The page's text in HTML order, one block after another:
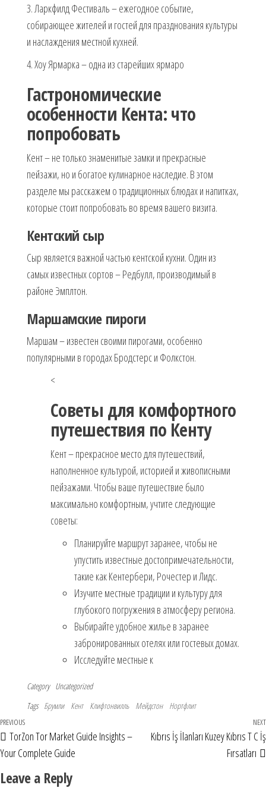
3. Ларкфилд Фестиваль – ежегодное событие,
собирающее жителей и гостей для празднования культуры
и наслаждения местной кухней.
4. Хоу Ярмарка – одна из старейших ярмаро
Гастрономические
особенности Кента: что
попробовать
Кент – не только знаменитые замки и прекрасные
пейзажи, но и богатое кулинарное наследие. В этом
разделе мы расскажем о традиционных блюдах и напитках,
которые стоит попробовать во время вашего визита.
Кентский сыр
Сыр является важной частью кентской кухни. Один из
самых известных сортов – Редбулл, производимый в
районе Эмплтон.
Маршамские пироги
Маршам – известен своими пирогами, особенно
популярными в городах Бродстерс и Фолкстон.
<
Советы для комфортного
путешествия по Кенту
Кент – прекрасное место для путешествий,
наполненное культурой, историей и живописными
пейзажами. Чтобы ваше путешествие было
максимально комфортным, учтите следующие
советы:
Планируйте маршрут заранее, чтобы не
упустить известные достопримечательности,
такие как Кентербери, Рочестер и Лидс.
Изучите местные традиции и культуру для
глубокого погружения в атмосферу региона.
Выбирайте удобное жилье в заранее
забронированных отелях или гостевых домах.
Исследуйте местные к
Category Uncategorized
Tags Брумли Кент Клифтонвилль Мейдстон Нортфлит
PREVIOUS
TorZon Tor Market Guide Insights –
Your Complete Guide
NEXT
Kıbrıs İş İlanları Kuzey Kıbrıs T C İş
Fırsatları
Leave a Reply